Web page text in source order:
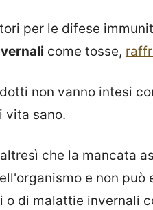
per le difese
come tosse,
non vanno intesi
vita sano.
che la mancata
e non può
o di malattie invernali